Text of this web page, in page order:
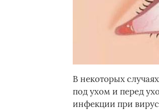
В некоторых
под ухом и перед
инфекции при